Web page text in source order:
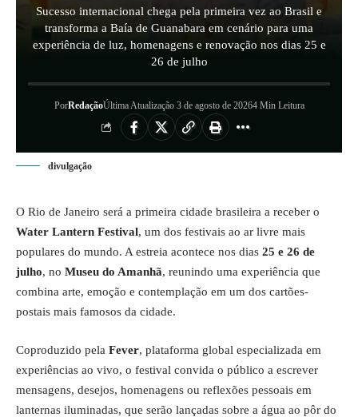
Sucesso internacional chega pela primeira vez ao Brasil e
transforma a Baía de Guanabara em cenário para uma
experiência de luz, homenagens e renovação nos dias 25 e
26 de julho
PorRedaçãoÚltima Atualização 3 de agosto de 20264 Min Leitura
divulgação
O Rio de Janeiro será a primeira cidade brasileira a receber o
Water Lantern Festival, um dos festivais ao ar livre mais
populares do mundo. A estreia acontece nos dias 25 e 26 de
julho, no Museu do Amanhã, reunindo uma experiência que
combina arte, emoção e contemplação em um dos cartões-
postais mais famosos da cidade.
Coproduzido pela Fever, plataforma global especializada em
experiências ao vivo, o festival convida o público a escrever
mensagens, desejos, homenagens ou reflexões pessoais em
lanternas iluminadas, que serão lançadas sobre a água ao pôr do